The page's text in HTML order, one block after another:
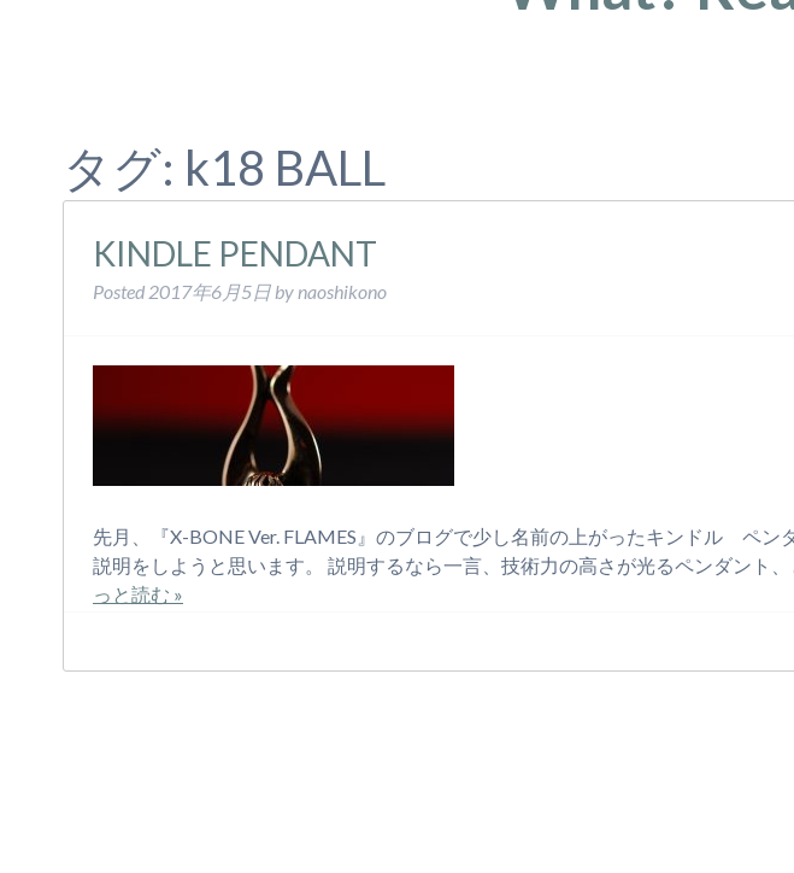
タグ: k18 BALL
KINDLE PENDANT
Posted 2017年6月5日 bynaoshikono
先月、『X-BONE Ver. FLAMES』のブログで少し名前の上がったキンドル ペン
説明をしようと思います。 説明するなら一言、技術力の高さが光るペンダント
っと読む »